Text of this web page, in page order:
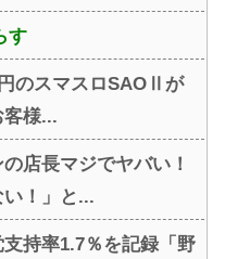
す
のスマスロSAOⅡが
様...
店長マジでヤバい！
！」と...
支持率1.7％を記録「野